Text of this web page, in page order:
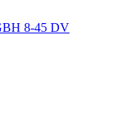
8-45 DV